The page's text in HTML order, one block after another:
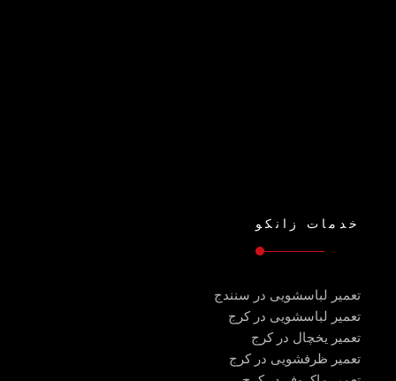
خدمات زانکو
تعمیر لباسشویی در سنندج
تعمیر لباسشویی در کرج
تعمیر یخچال در کرج
تعمیر ظرفشویی در کرج